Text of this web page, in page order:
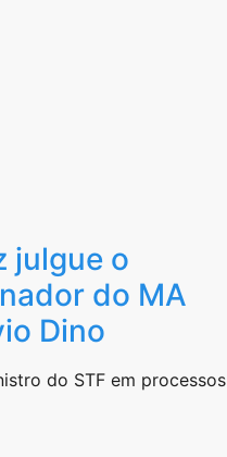
julgue o
do MA
Dino
do STF em processos